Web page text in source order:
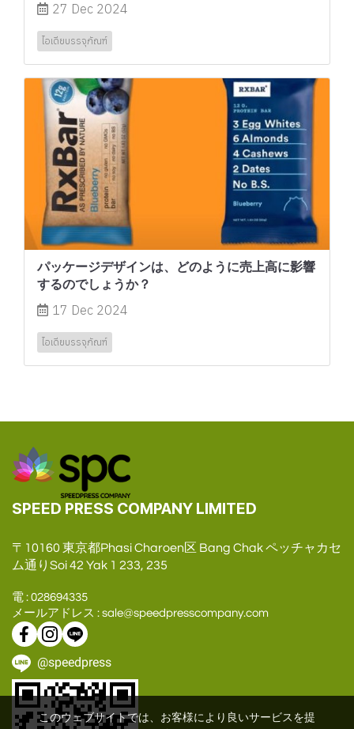
27 Dec 2024
ไอเดียบรรจุภัณฑ์
パッケージデザインは、どのように売上高に影響
するのでしょうか？
17 Dec 2024
ไอเดียบรรจุภัณฑ์
このウェブサイトでは、お客様により良いサービスを提
SPEED PRESS COMPANY LIMITED
〒10160 東京都Phasi Charoen区 Bang Chak ペッチャカセ
ム通りSoi 42 Yak 1 233, 235
電 : 028694335
メールアドレス : sale@speedpresscompany.com
@speedpress